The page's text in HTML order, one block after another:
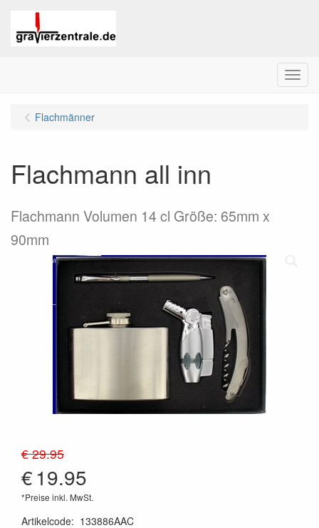
Menu
Flachmänner
Flachmann all inn
Flachmann Volumen 14 cl Größe: 65mm x
90mm
€ 29.95
€19.95
*Preise inkl. MwSt.
Artikelcode: 133886AAC